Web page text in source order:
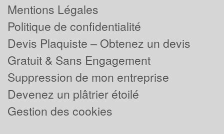
Mentions Légales
Politique de confidentialité
Devis Plaquiste – Obtenez un devis
Gratuit & Sans Engagement
Suppression de mon entreprise
Devenez un plâtrier étoilé
Gestion des cookies